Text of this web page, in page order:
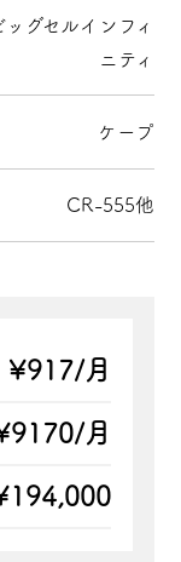
グセルインフィ
ニティ
ケープ
CR-555他
¥917/月
月